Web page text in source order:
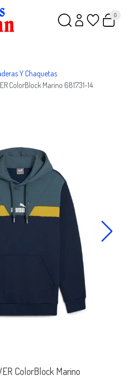
0
Y Chaquetas
ColorBlock Marino 681731-14
ColorBlock Marino